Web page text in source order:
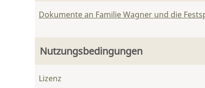
Dokumente an Familie Wagner und die
Nutzungsbedingungen
Lizenz